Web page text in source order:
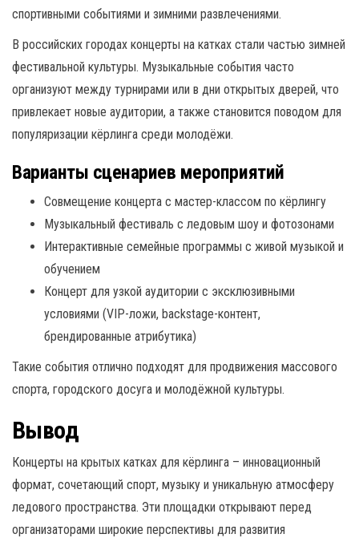
спортивными событиями и зимними развлечениями.
В российских городах концерты на катках стали частью зимней
фестивальной культуры. Музыкальные события часто
организуют между турнирами или в дни открытых дверей, что
привлекает новые аудитории, а также становится поводом для
популяризации кёрлинга среди молодёжи.
Варианты сценариев мероприятий
Совмещение концерта с мастер-классом по кёрлингу
Музыкальный фестиваль с ледовым шоу и фотозонами
Интерактивные семейные программы с живой музыкой и
обучением
Концерт для узкой аудитории с эксклюзивными
условиями (VIP-ложи, backstage-контент,
брендированные атрибутика)
Такие события отлично подходят для продвижения массового
спорта, городского досуга и молодёжной культуры.
Вывод
Концерты на крытых катках для кёрлинга – инновационный
формат, сочетающий спорт, музыку и уникальную атмосферу
ледового пространства. Эти площадки открывают перед
организаторами широкие перспективы для развития